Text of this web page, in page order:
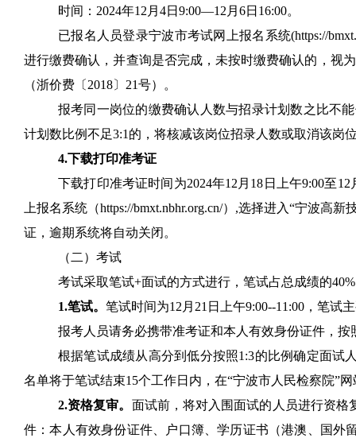
时间： 2024年12 月 4日 9:00—12 月 6日 16:00。
已报名人员登录宁波市考试网上报名系统(https://
进行缴费确认，并查询是否完成，未按时缴费确认的，视
（浙价费〔 2018〕 21号）。
报考同一岗位的缴费确认人数与招录计划数之比不
计划数比例不足3:1 的，将核减该岗位招录人数或取消该岗
4.下载打印准考证
下载打印准考证时间 为2024年12 月 18 日上午9:00至12
上报名系统 （https://bmxt.nbhr.org.cn/） ,选择进入“宁波高新
证，逾期系统将自动关闭。
（二）考试
考试采取笔试+面试的方式进行，笔试占总成绩的40%
1.笔试。 笔试时间为12 月 21 日上午9:00--11 :00 ，笔试
报考人员请务必携带准考证和本人有效身份证件，
根据笔试成绩从高分到低分按照1:3的比例确定面试
名单将于笔试结束15个工作日内，在“宁波市人民检察院”网
2.资格复审。 面试前，将对入围面试的人员进行资格
件：本人 有效身份证件 、户口簿、学历证书（港澳、国